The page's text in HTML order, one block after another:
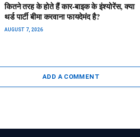
कितने तरह के होते हैं कार-बाइक के इंश्योरेंस, क्या
थर्ड पार्टी बीमा करवाना फायदेमंद है?
AUGUST 7, 2026
ADD A COMMENT